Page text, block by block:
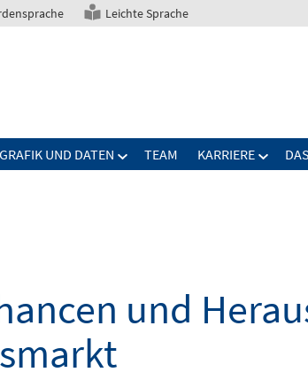
Leichte Sprache
GRAFIK UND DATEN TEAM KARRIERE
und